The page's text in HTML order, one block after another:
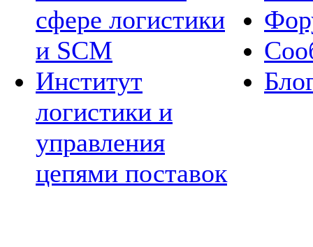
сфере логистики
и SCM
Институт
логистики и
управления
цепями поставок